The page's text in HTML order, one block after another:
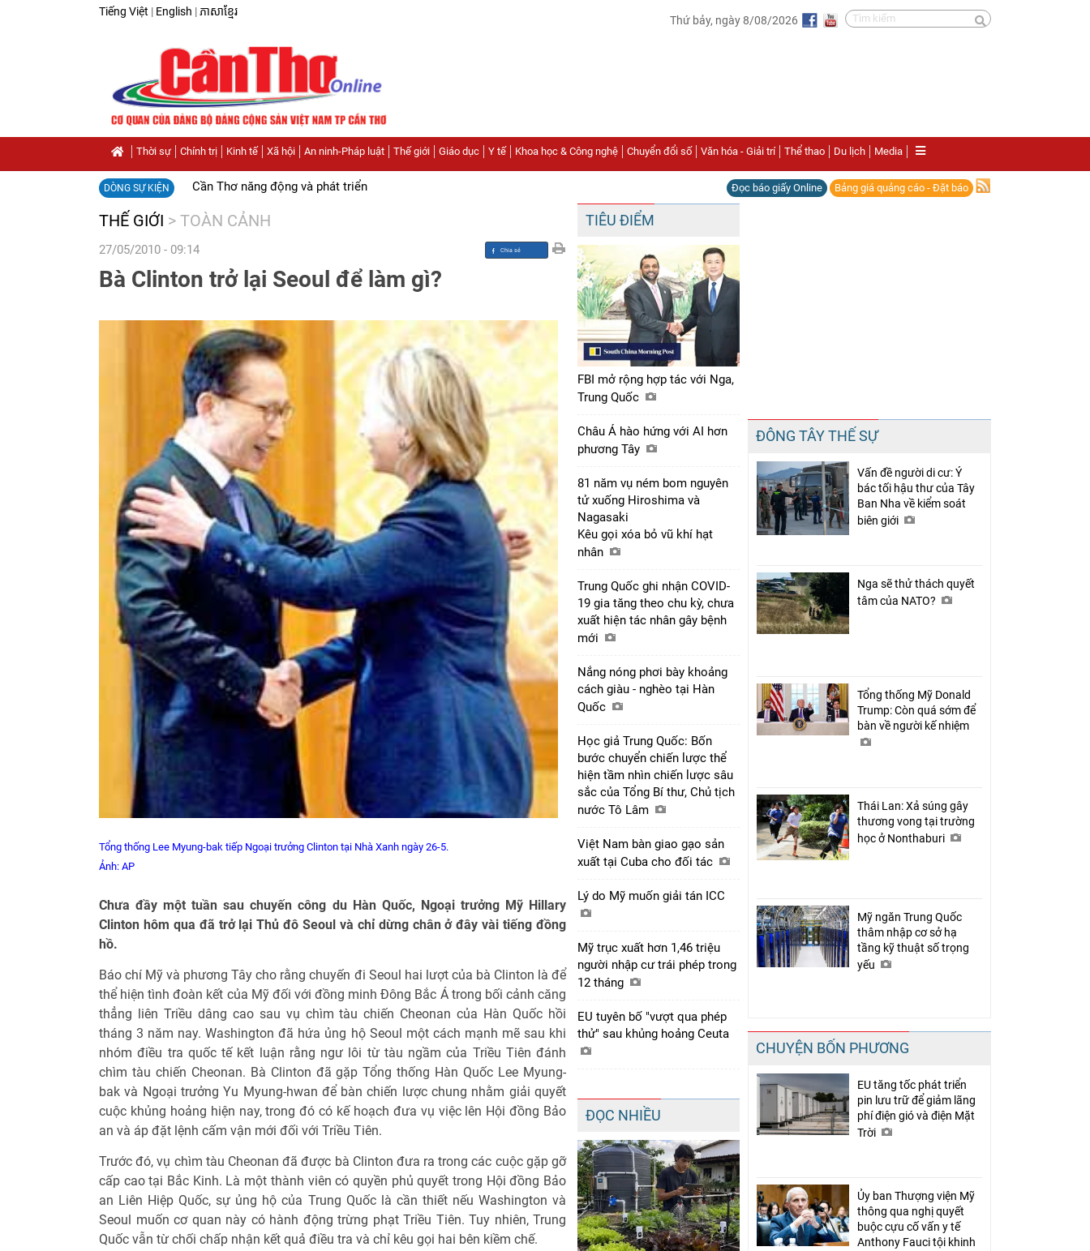
Tiếng Việt | English | ភាសាខ្មែរ
Thứ bảy, ngày 8/08/2026
Thời sự Chính trị Kinh tế Xã hội An ninh-Pháp luật Thế giới Giáo dục Y tế Khoa học & Công nghệ Chuyển đổi số Văn hóa - Giải trí Thể thao Du lịch Media
DÒNG SỰ KIỆN Cần Thơ năng động và phát triển Đọc báo giấy Online Bảng giá quảng cáo - Đặt báo
THẾ GIỚI > TOÀN CẢNH
27/05/2010 - 09:14
Chia sẻ
Facebook
Bà Clinton trở lại Seoul để làm gì?
Tổng thống Lee Myung-bak tiếp Ngoại trưởng Clinton tại Nhà Xanh ngày 26-5.
Ảnh: AP
Chưa đầy một tuần sau chuyến công du Hàn Quốc, Ngoại trưởng Mỹ Hillary
Clinton hôm qua đã trở lại Thủ đô Seoul và chỉ dừng chân ở đây vài tiếng đồng
hồ.
Báo chí Mỹ và phương Tây cho rằng chuyến đi Seoul hai lượt của bà Clinton là để
thể hiện tình đoàn kết của Mỹ đối với đồng minh Đông Bắc Á trong bối cảnh căng
thẳng liên Triều dâng cao sau vụ chìm tàu chiến Cheonan của Hàn Quốc hồi
tháng 3 năm nay. Washington đã hứa ủng hộ Seoul một cách mạnh mẽ sau khi
nhóm điều tra quốc tế kết luận rằng ngư lôi từ tàu ngầm của Triều Tiên đánh
chìm tàu chiến Cheonan. Bà Clinton đã gặp Tổng thống Hàn Quốc Lee Myung-
bak và Ngoại trưởng Yu Myung-hwan để bàn chiến lược chung nhằm giải quyết
cuộc khủng hoảng hiện nay, trong đó có kế hoạch đưa vụ việc lên Hội đồng Bảo
an và áp đặt lệnh cấm vận mới đối với Triều Tiên.
Trước đó, vụ chìm tàu Cheonan đã được bà Clinton đưa ra trong các cuộc gặp gỡ
cấp cao tại Bắc Kinh. Là một thành viên có quyền phủ quyết trong Hội đồng Bảo
an Liên Hiệp Quốc, sự ủng hộ của Trung Quốc là cần thiết nếu Washington và
Seoul muốn cơ quan này có hành động trừng phạt Triều Tiên. Tuy nhiên, Trung
Quốc vẫn từ chối chấp nhận kết quả điều tra và chỉ kêu gọi hai bên kiềm chế.
TIÊU ĐIỂM
FBI mở rộng hợp tác với Nga,
Trung Quốc
Châu Á hào hứng với AI hơn
phương Tây
81 năm vụ ném bom nguyên
tử xuống Hiroshima và
Nagasaki
Kêu gọi xóa bỏ vũ khí hạt
nhân
Trung Quốc ghi nhận COVID-
19 gia tăng theo chu kỳ, chưa
xuất hiện tác nhân gây bệnh
mới
Nắng nóng phơi bày khoảng
cách giàu - nghèo tại Hàn
Quốc
Học giả Trung Quốc: Bốn
bước chuyển chiến lược thể
hiện tầm nhìn chiến lược sâu
sắc của Tổng Bí thư, Chủ tịch
nước Tô Lâm
Việt Nam bàn giao gạo sản
xuất tại Cuba cho đối tác
Lý do Mỹ muốn giải tán ICC
Mỹ trục xuất hơn 1,46 triệu
người nhập cư trái phép trong
12 tháng
EU tuyên bố "vượt qua phép
thử" sau khủng hoảng Ceuta
ĐỌC NHIỀU
ĐÔNG TÂY THẾ SỰ
Vấn đề người di cư: Ý
bác tối hậu thư của Tây
Ban Nha về kiểm soát
biên giới
Nga sẽ thử thách quyết
tâm của NATO?
Tổng thống Mỹ Donald
Trump: Còn quá sớm để
bàn về người kế nhiệm
Thái Lan: Xả súng gây
thương vong tại trường
học ở Nonthaburi
Mỹ ngăn Trung Quốc
thâm nhập cơ sở hạ
tầng kỹ thuật số trọng
yếu
CHUYỆN BỐN PHƯƠNG
EU tăng tốc phát triển
pin lưu trữ để giảm lãng
phí điện gió và điện Mặt
Trời
Ủy ban Thượng viện Mỹ
thông qua nghị quyết
buộc cựu cố vấn y tế
Anthony Fauci tội khinh